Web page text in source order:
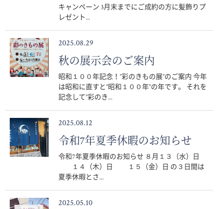
キャンペーン 3月末までにご成約の方に髪飾りプ
レゼント...
2025.08.29
秋の展示会のご案内
昭和１００年記念！”彩のきもの展”のご案内 今年
は昭和に直すと”昭和１００年”の年です。 それを
記念して”彩のき...
2025.08.12
令和7年夏季休暇のお知らせ
令和7年夏季休暇のお知らせ ８月１３（水）日
１４（木）日 １５（金）日 の３日間は
夏季休暇とさ...
2025.05.10